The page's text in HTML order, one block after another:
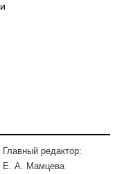
Главный редактор:
Е. А. Мамцева